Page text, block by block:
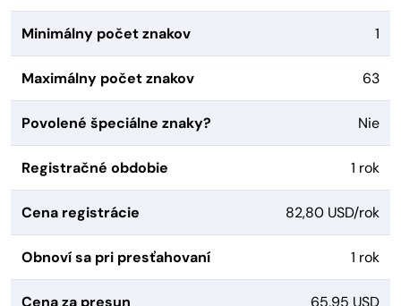
Minimálny počet znakov 1
Maximálny počet znakov 63
Povolené špeciálne znaky? Nie
Registračné obdobie 1 rok
Cena registrácie 82,80 USD/rok
Obnoví sa pri presťahovaní 1 rok
Cena za presun 65,95 USD